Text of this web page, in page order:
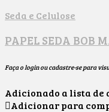
Seda e Celulose
PAPEL SEDA BOB
Faça o login ou cadastre-se para
Adicionado a lista de
Adicionar para